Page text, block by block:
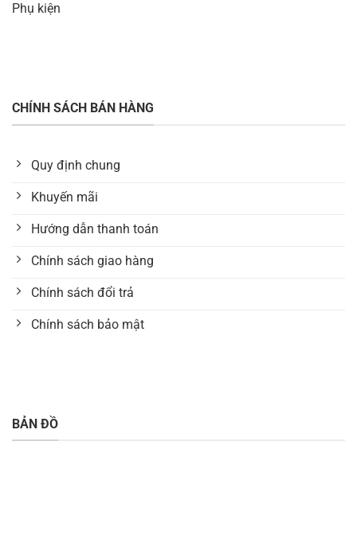
Phụ kiện
CHÍNH SÁCH BÁN HÀNG
Quy định chung
Khuyến mãi
Hướng dẫn thanh toán
Chính sách giao hàng
Chính sách đổi trả
Chính sách bảo mật
BẢN ĐỒ